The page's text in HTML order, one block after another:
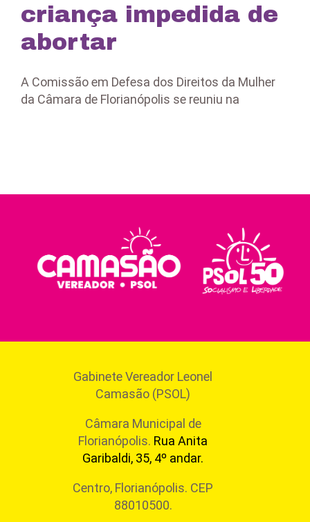
criança impedida de
abortar
A Comissão em Defesa dos Direitos da Mulher
da Câmara de Florianópolis se reuniu na
Gabinete Vereador Leonel
Camasão (PSOL)
Câmara Municipal de
Florianópolis. Rua Anita
Garibaldi, 35, 4º andar.
Centro, Florianópolis. CEP
88010500.